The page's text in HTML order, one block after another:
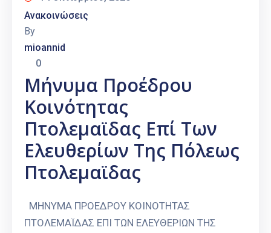
Ανακοινώσεις
By
mioannid
0
Μήνυμα Προέδρου
Κοινότητας
Πτολεμαϊδας Επί Των
Ελευθερίων Της Πόλεως
Πτολεμαϊδας
ΜΗΝΥΜΑ ΠΡΟΕΔΡΟΥ ΚΟΙΝΟΤΗΤΑΣ
ΠΤΟΛΕΜΑΪΔΑΣ ΕΠΙ ΤΩΝ ΕΛΕΥΘΕΡΙΩΝ ΤΗΣ